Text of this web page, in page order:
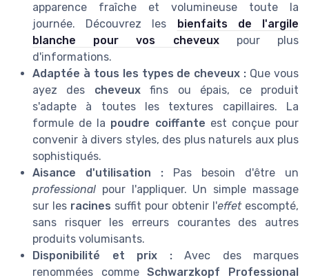
apparence fraîche et volumineuse toute la
journée. Découvrez les
bienfaits de l'argile
blanche pour vos cheveuxpour plus
d'informations.
Adaptée à tous les types de cheveux : Que vous
ayez des cheveuxfins ou épais, ce produit
s'adapte à toutes les textures capillaires. La
formule de la poudre coiffante est conçue pour
convenir à divers styles, des plus naturels aux plus
sophistiqués.
Aisance d'utilisation : Pas besoin d'être un
professional pour l'appliquer. Un simple massage
sur les racines suffit pour obtenir l'effetescompté,
sans risquer les erreurs courantes des autres
produits volumisants.
Disponibilité et prix :Avec des marques
renommées commeSchwarzkopf Professional